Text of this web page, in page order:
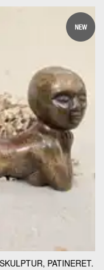
PATINERET.